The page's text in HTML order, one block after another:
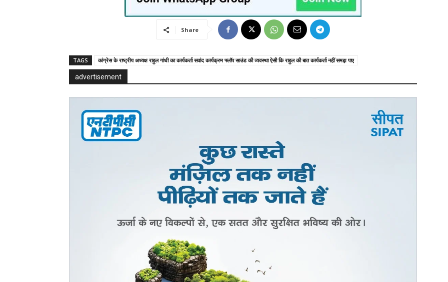
Share
TAGS कांग्रेस के राष्ट्रीय अध्यक्ष राहुल गांधी का कार्यकर्ता सवांद कार्यक्रम फ्लॉप साउंड की व्यवस्था ऐसी कि राहुल की बात कार्यकर्ता नहीं समझ पाए
advertisement